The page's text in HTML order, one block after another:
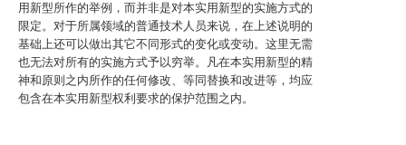
用新型所作的举例，而并非是对本实用新型的实施方式的
限定。对于所属领域的普通技术人员来说，在上述说明的
基础上还可以做出其它不同形式的变化或变动。这里无需
也无法对所有的实施方式予以穷举。凡在本实用新型的精
神和原则之内所作的任何修改、等同替换和改进等，均应
包含在本实用新型权利要求的保护范围之内。